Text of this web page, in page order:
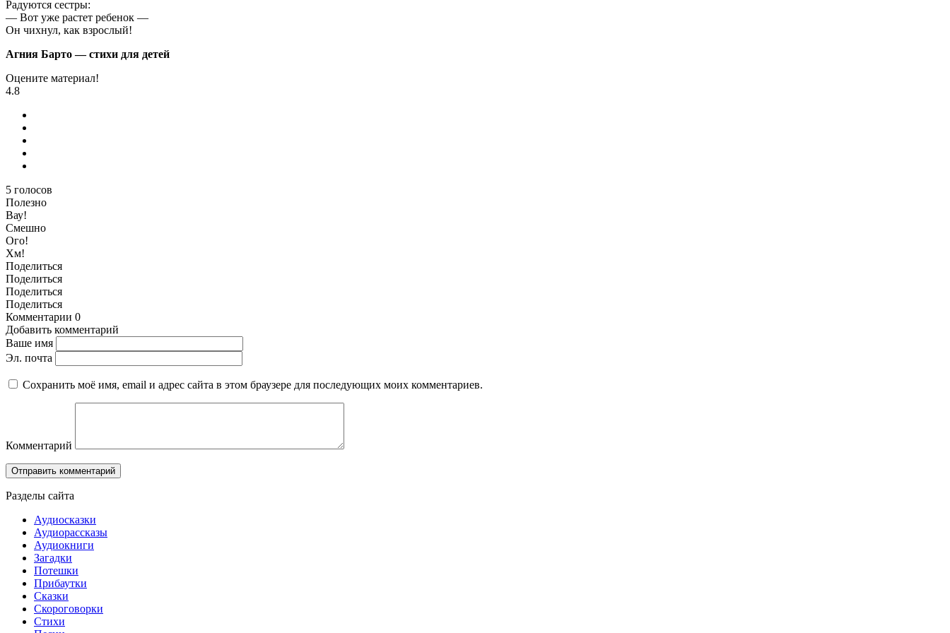
Радуются сестры:
— Вот уже растет ребенок —
Он чихнул, как взрослый!
Агния Барто — стихи для детей
Оцените материал!
4.8
5 голосов
Полезно
Вау!
Смешно
Ого!
Хм!
Поделиться
Поделиться
Поделиться
Поделиться
Комментарии 0
Добавить комментарий
Ваше имя
Эл. почта
Сохранить моё имя, email и адрес сайта в этом браузере для последующих моих комментариев.
Комментарий
Разделы сайта
Аудиосказки
Аудиорассказы
Аудиокниги
Загадки
Потешки
Прибаутки
Сказки
Скороговорки
Стихи